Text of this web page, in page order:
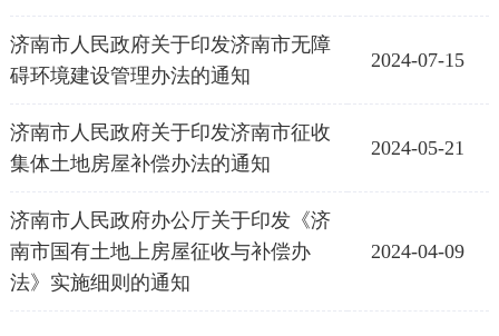
济南市人民政府关于印发济南市无障
碍环境建设管理办法的通知
2024-07-15
济南市人民政府关于印发济南市征收
集体土地房屋补偿办法的通知
2024-05-21
济南市人民政府办公厅关于印发《济
南市国有土地上房屋征收与补偿办
法》实施细则的通知
2024-04-09